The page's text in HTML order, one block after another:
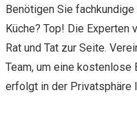
Benötigen Sie
Küche? Top! Die Experten
Rat und Tat zur Seite.
Team, um eine kostenlose
erfolgt in der Privatsphäre